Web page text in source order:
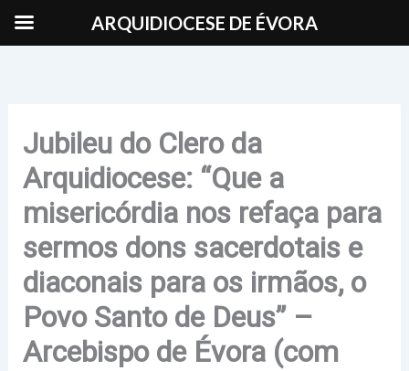
Jubileu do Clero da
Arquidiocese: “Que a
misericórdia nos refaça para
sermos dons sacerdotais e
diaconais para os irmãos, o
Povo Santo de Deus” –
Arcebispo de Évora (com
ARQUIDIOCESE DE ÉVORA